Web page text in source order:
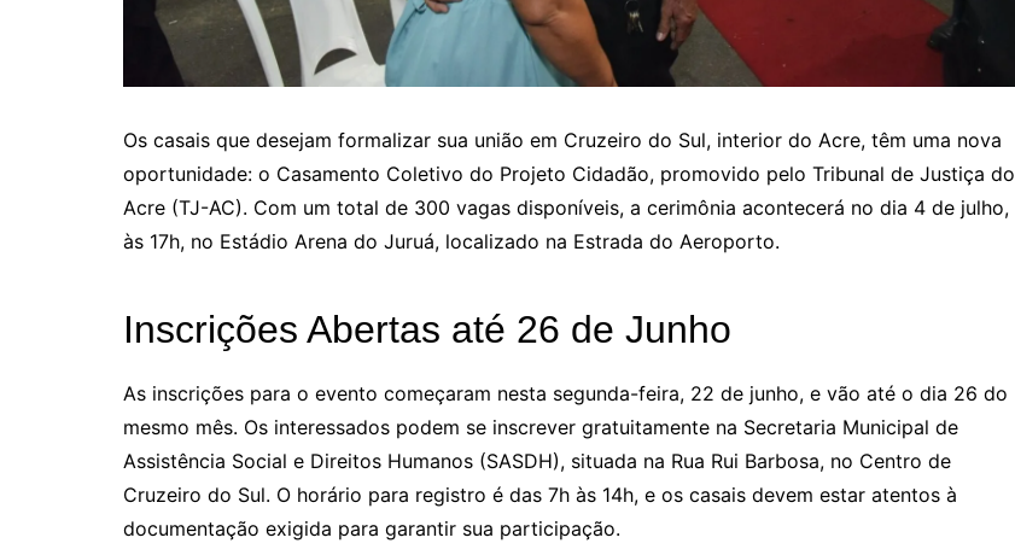
Os casais que desejam formalizar sua união em Cruzeiro do Sul, interior do Acre, têm uma nova
oportunidade: o Casamento Coletivo do Projeto Cidadão, promovido pelo Tribunal de Justiça do
Acre (TJ-AC). Com um total de 300 vagas disponíveis, a cerimônia acontecerá no dia 4 de julho,
às 17h, no Estádio Arena do Juruá, localizado na Estrada do Aeroporto.
Inscrições Abertas até 26 de Junho
As inscrições para o evento começaram nesta segunda-feira, 22 de junho, e vão até o dia 26 do
mesmo mês. Os interessados podem se inscrever gratuitamente na Secretaria Municipal de
Assistência Social e Direitos Humanos (SASDH), situada na Rua Rui Barbosa, no Centro de
Cruzeiro do Sul. O horário para registro é das 7h às 14h, e os casais devem estar atentos à
documentação exigida para garantir sua participação.